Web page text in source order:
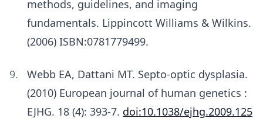
methods, guidelines, and imaging
fundamentals. Lippincott Williams & Wilkins.
(2006) ISBN:0781779499.
Webb EA, Dattani MT. Septo-optic dysplasia.
(2010) European journal of human genetics :
EJHG. 18 (4): 393-7. doi:10.1038/ejhg.2009.125